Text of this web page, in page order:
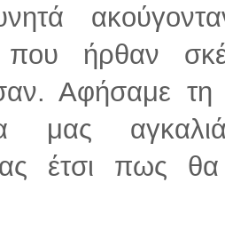
που ήρθαν
Αφήσαμε
μας
έτσι πως